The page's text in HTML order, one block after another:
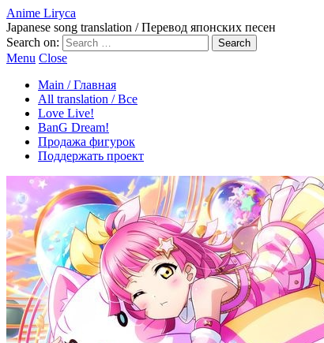
Anime Liryca
Japanese song translation / Перевод японских песен
Search on:
Menu Close
Main / Главная
All translation / Все
Love Live!
BanG Dream!
Продажа фигурок
Поддержать проект